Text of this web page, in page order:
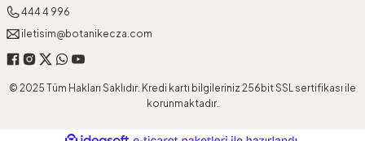
444 4 996
iletisim@botanikecza.com
© 2025 Tüm Hakları Saklıdır. Kredi kartı bilgileriniz 256bit SSL sertifikası ile
korunmaktadır.